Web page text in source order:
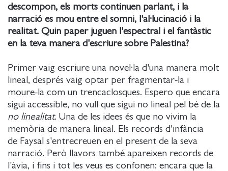
descompon, els morts continuen parlant, i la
narració es mou entre el somni, l'al·lucinació i la
realitat. Quin paper juguen l'espectral i el fantàstic
en la teva manera d'escriure sobre Palestina?
Primer vaig escriure una novel·la d'una manera molt
lineal, després vaig optar per fragmentar-la i
moure-la com un trencaclosques. Espero que encara
sigui accessible, no vull que sigui no lineal pel bé de la
no linealitat. Una de les idees és que no vivim la
memòria de manera lineal. Els records d'infància
de Faysal s'entrecreuen en el present de la seva
narració. Però llavors també apareixen records de
l'àvia, i fins i tot les veus es confonen: encara que la